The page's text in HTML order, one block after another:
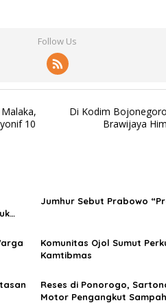
Follow Us
10
Di Kodim
Brawijaya
Jumhur Sebut Prabowo
Komunitas Ojol Sumut
Kamtibmas
Reses di Ponorogo,
Motor Pengangkut Sampah